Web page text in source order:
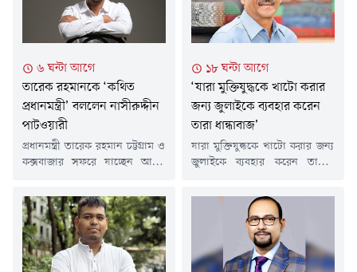
৬ ঘন্টা আগে
তারেক রহমানকে ‘কথিত
প্রধানমন্ত্রী’ বললেন নাসীরুদ্দীন
পাটওয়ারী
প্রধানমন্ত্রী তারেক রহমান চট্টগ্রাম ও
কক্সবাজার সফরে যাচ্ছেন আজ।
করে প্রথমে কক্সবাজারের
মহেশখালী উপজেলার মাতারবাড়ী
যাবেন তিনি। এরপর চট্টগ্রাম।
প্রধানমন্ত্রীর এ সফর নিয়ে ফেসবুকে
একটি পোস্ট দিয়েছেন জাতীয়
১৮ ঘন্টা আগে
‘যারা মুক্তিযুদ্ধকে খাটো করার
জন্য জুলাইকে ব্যবহার করেন
তারা ধান্ধাবাজ’
যারা মুক্তিযুদ্ধকে খাটো করার জন্য
জুলাইকে ব্যবহার করেন তাদের
করেছেন অন্তর্বর্তী সরকারের সাবেক
উপদেষ্টা অধ্যাপক আসিফ নজরুল।
শনিবার (৮ আগস্ট) রাত পৌনে
৮টার দিকে নিজের ভেরিফায়েড
ফেসবুক পেজে দেওয়া এক পোস্টে